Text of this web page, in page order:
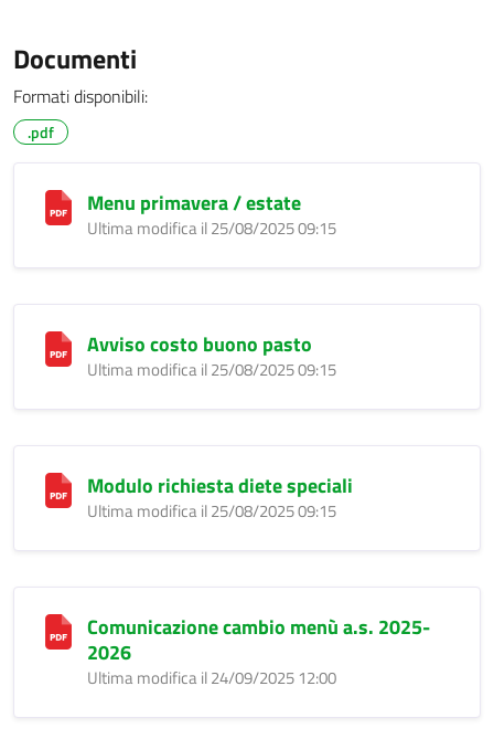
Documenti
Formati disponibili:
.pdf
Menu primavera / estate
Ultima modifica il 25/08/2025 09:15
Avviso costo buono pasto
Ultima modifica il 25/08/2025 09:15
Modulo richiesta diete speciali
Ultima modifica il 25/08/2025 09:15
Comunicazione cambio menù a.s. 2025-
2026
Ultima modifica il 24/09/2025 12:00